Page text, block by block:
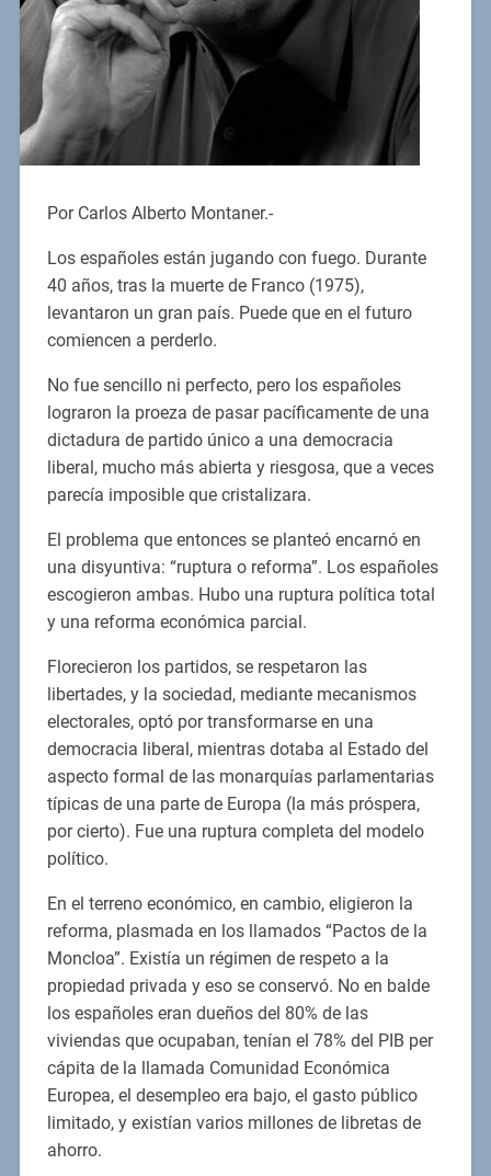
Por Carlos Alberto Montaner.-
Los españoles están jugando con fuego. Durante
40 años, tras la muerte de Franco (1975),
levantaron un gran país. Puede que en el futuro
comiencen a perderlo.
No fue sencillo ni perfecto, pero los españoles
lograron la proeza de pasar pacíficamente de una
dictadura de partido único a una democracia
liberal, mucho más abierta y riesgosa, que a veces
parecía imposible que cristalizara.
El problema que entonces se planteó encarnó en
una disyuntiva: “ruptura o reforma”. Los españoles
escogieron ambas. Hubo una ruptura política total
y una reforma económica parcial.
Florecieron los partidos, se respetaron las
libertades, y la sociedad, mediante mecanismos
electorales, optó por transformarse en una
democracia liberal, mientras dotaba al Estado del
aspecto formal de las monarquías parlamentarias
típicas de una parte de Europa (la más próspera,
por cierto). Fue una ruptura completa del modelo
político.
En el terreno económico, en cambio, eligieron la
reforma, plasmada en los llamados “Pactos de la
Moncloa”. Existía un régimen de respeto a la
propiedad privada y eso se conservó. No en balde
los españoles eran dueños del 80% de las
viviendas que ocupaban, tenían el 78% del PIB per
cápita de la llamada Comunidad Económica
Europea, el desempleo era bajo, el gasto público
limitado, y existían varios millones de libretas de
ahorro.